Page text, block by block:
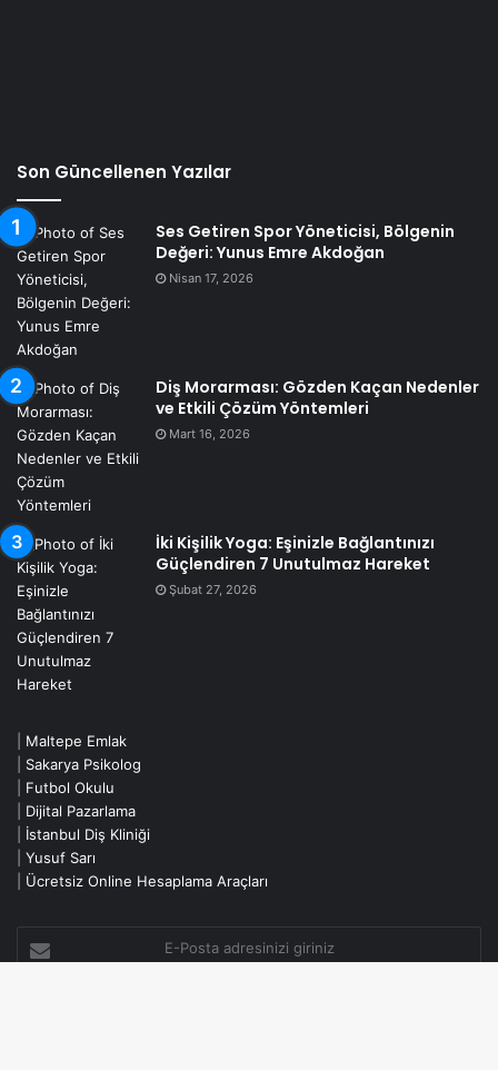
Son Güncellenen Yazılar
Ses Getiren Spor Yöneticisi, Bölgenin
Değeri: Yunus Emre Akdoğan
Nisan 17, 2026
Diş Morarması: Gözden Kaçan Nedenler
ve Etkili Çözüm Yöntemleri
Mart 16, 2026
İki Kişilik Yoga: Eşinizle Bağlantınızı
Güçlendiren 7 Unutulmaz Hareket
Şubat 27, 2026
Maltepe Emlak
Sakarya Psikolog
Futbol Okulu
Dijital Pazarlama
İstanbul Diş Kliniği
Yusuf Sarı
Ücretsiz Online Hesaplama Araçları
Posta